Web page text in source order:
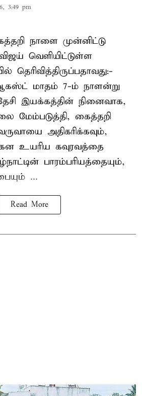
3:49 pm
நாளை முன்னிட்டு
வெளியிட்டுள்ள
தெரிவித்திருப்பதாவது:-
மாதம் 7-ம் நாளன்று
இயக்கத்தின் நினைவாக,
மேம்படுத்தி, கைத்தறி
அதிகரிக்கவும்,
உயரிய கவுரவத்தை
பாரம்பரியத்தையும்,
...
Read More